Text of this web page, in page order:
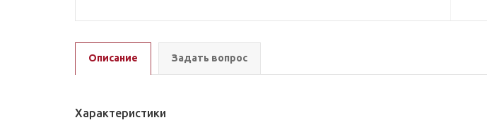
Описание Задать вопрос
Характеристики